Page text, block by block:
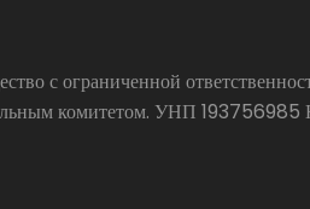
с ограниченной
комитетом. УНП 193756985